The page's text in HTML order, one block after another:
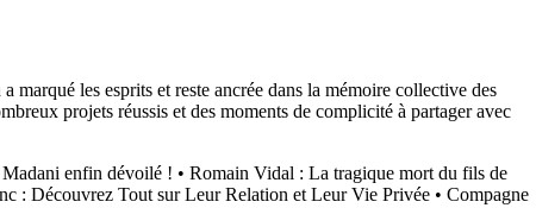
les esprits et reste ancrée dans la mémoire collective des
projets réussis et des moments de complicité à partager avec
enfin dévoilé ! • Romain Vidal : La tragique mort du fils de
: Découvrez Tout sur Leur Relation et Leur Vie Privée • Compagne